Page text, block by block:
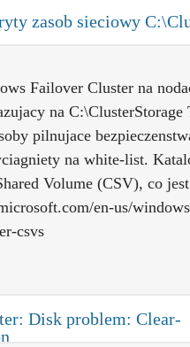
zasob sieciowy
Failover Cluster na
na C:\ClusterStorage
pilnujace
na white-list.
Volume (CSV), co
en-us/
csvs
Disk problem: Clear-